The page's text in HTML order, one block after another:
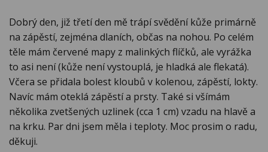
Dobrý den, již třetí den mě trápí svědění kůže primárně
na zápěstí, zejména dlaních, občas na nohou. Po celém
těle mám červené mapy z malinkých flíčků, ale vyrážka
to asi není (kůže není vystouplá, je hladká ale flekatá).
Včera se přidala bolest kloubů v kolenou, zápěstí, lokty.
Navíc mám oteklá zápěstí a prsty. Také si všímám
několika zvetšených uzlinek (cca 1 cm) vzadu na hlavě a
na krku. Par dni jsem měla i teploty. Moc prosim o radu,
děkuji.